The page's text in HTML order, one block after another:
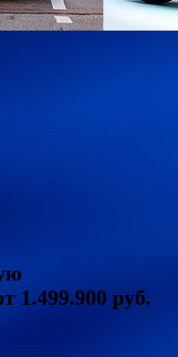
1.499.900 руб.